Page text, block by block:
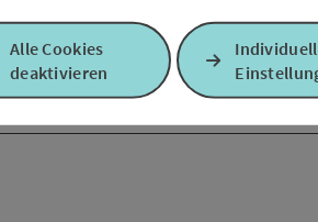
Alle Cookies
deaktivieren